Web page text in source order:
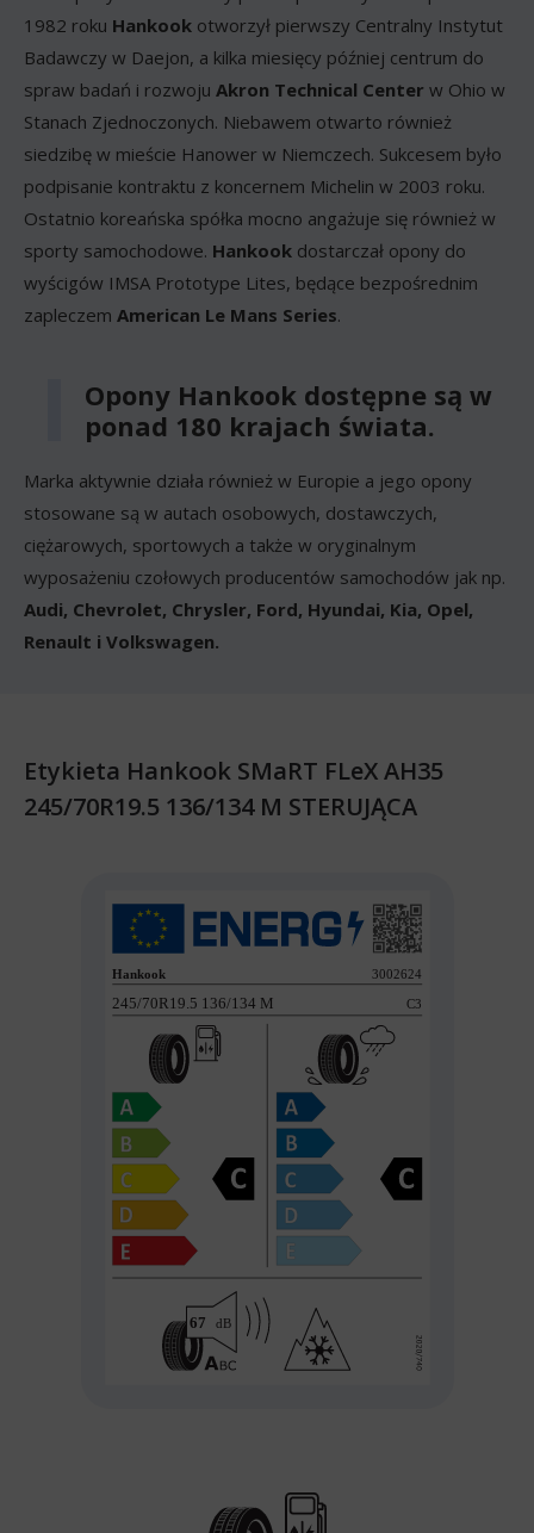
1982 roku Hankook otworzył pierwszy Centralny Instytut
Badawczy w Daejon, a kilka miesięcy później centrum do
spraw badań i rozwoju Akron Technical Center w Ohio w
Stanach Zjednoczonych. Niebawem otwarto również
siedzibę w mieście Hanower w Niemczech. Sukcesem było
podpisanie kontraktu z koncernem Michelin w 2003 roku.
Ostatnio koreańska spółka mocno angażuje się również w
sporty samochodowe. Hankook dostarczał opony do
wyścigów IMSA Prototype Lites, będące bezpośrednim
zapleczem American Le Mans Series.
Opony Hankook dostępne są w
ponad 180 krajach świata.
Marka aktywnie działa również w Europie a jego opony
stosowane są w autach osobowych, dostawczych,
ciężarowych, sportowych a także w oryginalnym
wyposażeniu czołowych producentów samochodów jak np.
Audi, Chevrolet, Chrysler, Ford, Hyundai, Kia, Opel,
Renault i Volkswagen.
Etykieta Hankook SMaRT FLeX AH35
245/70R19.5 136/134 M STERUJĄCA